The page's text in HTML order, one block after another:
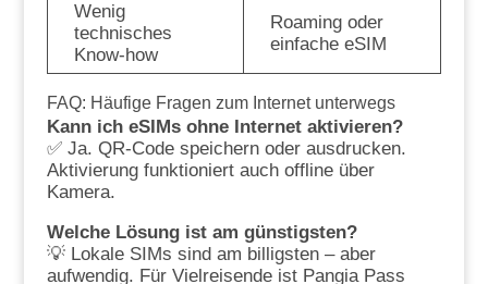
Wenig
technisches
Know-how
Roaming oder
einfache eSIM
FAQ: Häufige Fragen zum Internet unterwegs
Kann ich eSIMs ohne Internet aktivieren?
✅ Ja. QR-Code speichern oder ausdrucken.
Aktivierung funktioniert auch offline über
Kamera.
Welche Lösung ist am günstigsten?
💡 Lokale SIMs sind am billigsten – aber
aufwendig. Für Vielreisende ist Pangia Pass